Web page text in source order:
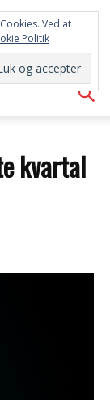
kvartal
Ved at
Politik